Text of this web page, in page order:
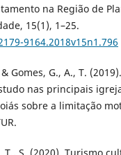
na Região de
15(1), 1–25.
9164.2018v15n1.796
Gomes, G., A., T.
nas principais
sobre a limitação